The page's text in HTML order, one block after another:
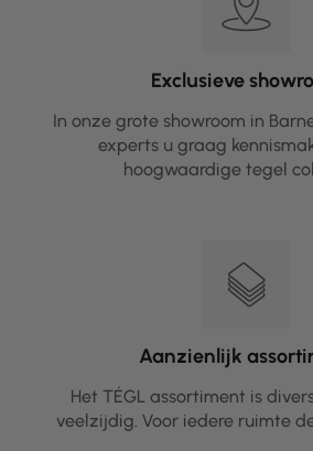
Exclusieve
In onze grote showroom in
experts u graag
hoogwaardige tegel
Aanzienlijk
Het TÉGL assortiment is
veelzijdig. Voor iedere ruimte